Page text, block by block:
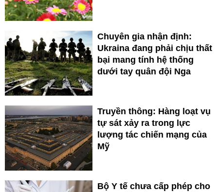
Chuyên gia nhận định:
Ukraina đang phải chịu thất
bại mang tính hệ thống
dưới tay quân đội Nga
Truyền thông: Hàng loạt vụ
tự sát xảy ra trong lực
lượng tác chiến mạng của
Mỹ
Bộ Y tế chưa cấp phép cho